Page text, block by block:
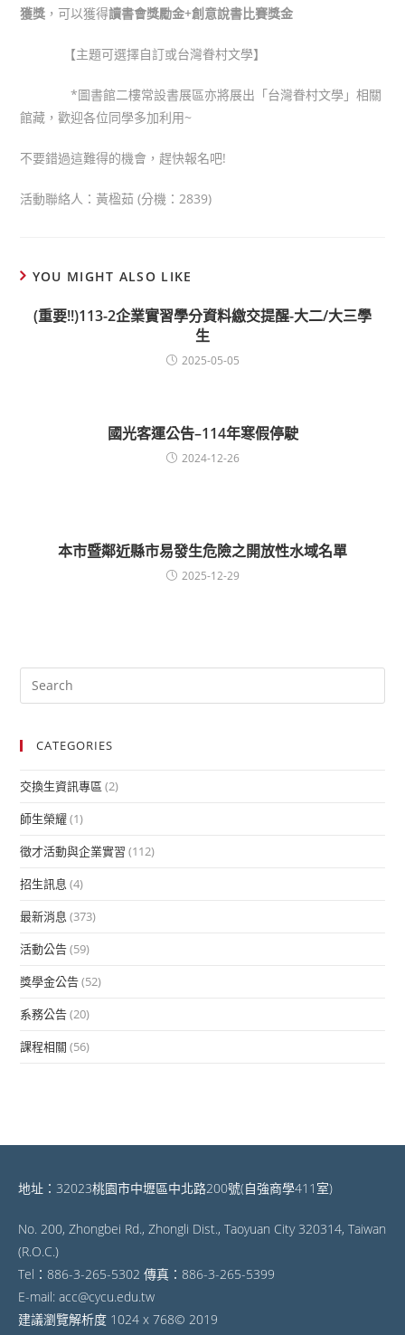
獲獎 ，可以獲得讀書會獎勵金+創意說書比賽獎金
【主題可選擇自訂或台灣眷村文學】
*圖書館二樓常設書展區亦將展出「台灣眷村文學」相關
館藏，歡迎各位同學多加利用~
不要錯過這難得的機會，趕快報名吧!
活動聯絡人：黃楹茹 (分機：2839)
YOU MIGHT ALSO LIKE
(重要!!)113-2企業實習學分資料繳交提醒-大二/大三學
生
2025-05-05
國光客運公告–114年寒假停駛
2024-12-26
本市暨鄰近縣市易發生危險之開放性水域名單
2025-12-29
CATEGORIES
交換生資訊專區 (2)
師生榮耀(1)
徵才活動與企業實習 (112)
招生訊息 (4)
最新消息 (373)
活動公告(59)
獎學金公告(52)
系務公告(20)
課程相關 (56)
地址：32023桃園市中壢區中北路200號(自強商學411室)
No. 200, Zhongbei Rd., Zhongli Dist., Taoyuan City 320314, Taiwan
(R.O.C.)
Tel：886-3-265-5302 傳真：886-3-265-5399
E-mail: acc@cycu.edu.tw
建議瀏覽解析度 1024 x 768© 2019